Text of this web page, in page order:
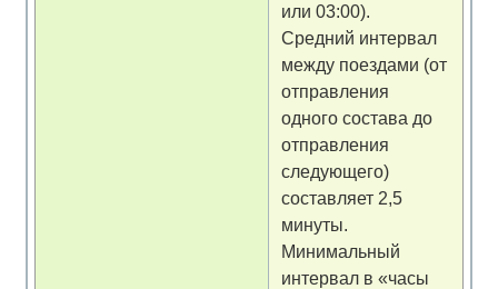
или 03:00).
Средний интервал
между поездами (от
отправления
одного состава до
отправления
следующего)
составляет 2,5
минуты.
Минимальный
интервал в «часы